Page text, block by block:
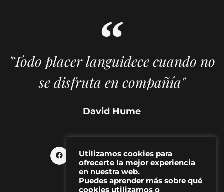
"Todo placer languidece cuando no
se disfruta en compañía"
David Hume
Utilizamos cookies para
ofrecerte la mejor experiencia
en nuestra web.
Puedes aprender más sobre qué
cookies utilizamos o